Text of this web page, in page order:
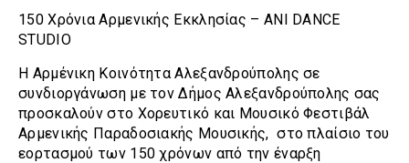
150 Χρόνια Αρμενικής Εκκλησίας – ANI DANCE
STUDIO
Η Αρμένικη Κοινότητα Αλεξανδρούπολης σε
συνδιοργάνωση με τον Δήμος Αλεξανδρούπολης σας
προσκαλούν στο Χορευτικό και Μουσικό Φεστιβάλ
Αρμενικής Παραδοσιακής Μουσικής, στο πλαίσιο του
εορτασμού των 150 χρόνων από την έναρξη